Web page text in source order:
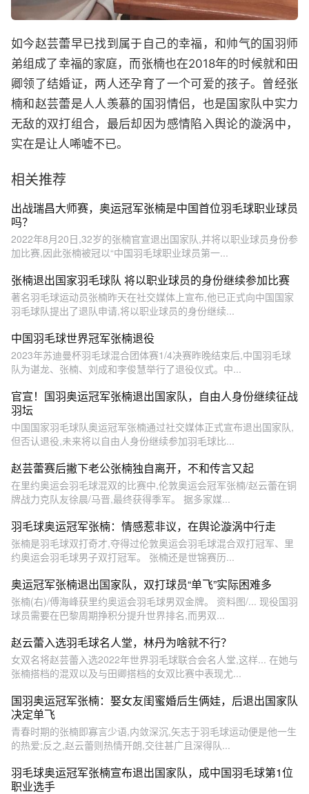
如今赵芸蕾早已找到属于自己的幸福，和帅气的国羽师
弟组成了幸福的家庭，而张楠也在2018年的时候就和田
卿领了结婚证，两人还孕育了一个可爱的孩子。曾经张
楠和赵芸蕾是人人羡慕的国羽情侣，也是国家队中实力
无敌的双打组合，最后却因为感情陷入舆论的漩涡中，
实在是让人唏嘘不已。
相关推荐
出战瑞昌大师赛，奥运冠军张楠是中国首位羽毛球职业球员
吗？
2022年8月20日,32岁的张楠官宣退出国家队,并将以职业球员身份参
加比赛,因此张楠被冠以“中国羽毛球职业球员第一...
张楠退出国家羽毛球队 将以职业球员的身份继续参加比赛
著名羽毛球运动员张楠昨天在社交媒体上宣布,他已正式向中国国家
羽毛球队提出了退队申请,将以职业球员的身份继续...
中国羽毛球世界冠军张楠退役
2023年苏迪曼杯羽毛球混合团体赛1/4决赛昨晚结束后,中国羽毛球
队为谌龙、张楠、刘成和李俊慧举行了退役仪式。中...
官宣！国羽奥运冠军张楠退出国家队，自由人身份继续征战
羽坛
中国国家羽毛球队奥运冠军张楠通过社交媒体正式宣布退出国家队,
但否认退役,未来将以自由人身份继续参加羽毛球比...
赵芸蕾赛后撇下老公张楠独自离开，不和传言又起
在里约奥运会羽毛球混双的比赛中,伦敦奥运会冠军张楠/赵云蕾在铜
牌战力克队友徐晨/马晋,最终获得季军。 据多家媒...
羽毛球奥运冠军张楠：情感惹非议，在舆论漩涡中行走
张楠是羽毛球双打奇才,夺得过伦敦奥运会羽毛球混合双打冠军、里
约奥运会羽毛球男子双打冠军。 张楠还是世锦赛历...
奥运冠军张楠退出国家队，双打球员“单飞”实际困难多
张楠(右)/傅海峰获里约奥运会羽毛球男双金牌。 资料图/... 现役国羽
球员需要在巴黎周期挣积分提升世界排名,而男双...
赵云蕾入选羽毛球名人堂，林丹为啥就不行？
女双名将赵芸蕾入选2022年世界羽毛球联合会名人堂,这样... 在她与
张楠搭档的混双以及与田卿搭档的女双比赛中表现尤...
国羽奥运冠军张楠：娶女友闺蜜婚后生俩娃，后退出国家队
决定单飞
青春时期的张楠即寡言少语,内敛深沉,矢志于羽毛球运动便是他一生
的热爱;反之,赵云蕾则热情开朗,交往甚广且深得队...
羽毛球奥运冠军张楠宣布退出国家队，成中国羽毛球第1位
职业选手